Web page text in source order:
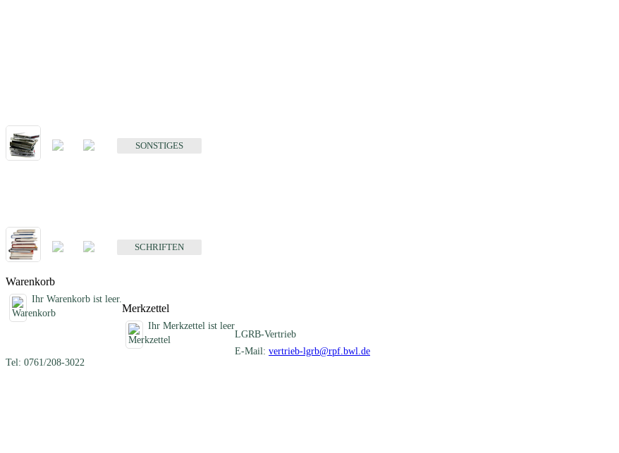
SONSTIGES
SCHRIFTEN
Warenkorb
Ihr Warenkorb ist leer.
Merkzettel
Ihr Merkzettel ist leer
LGRB-Vertrieb
E-Mail: vertrieb-lgrb@rpf.bwl.de
Tel: 0761/208-3022